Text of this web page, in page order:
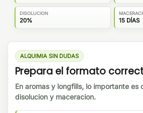
DISOLUCION
20% 15 DÍAS
ALQUIMIA SIN DUDAS
Prepara el formato
En aromas y longfills, lo importante es
disolucion y maceracion.